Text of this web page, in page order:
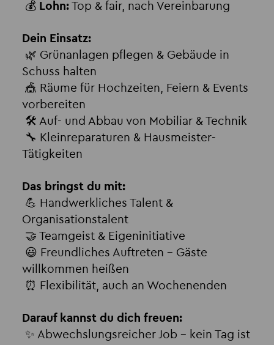
💰 Lohn:Top & fair, nach Vereinbarung
Dein Einsatz:
🌿 Grünanlagen pflegen & Gebäude in
Schuss halten
🎪 Räume für Hochzeiten, Feiern & Events
vorbereiten
🛠️ Auf- und Abbau von Mobiliar & Technik
🔧 Kleinreparaturen & Hausmeister-
Tätigkeiten
Das bringst du mit:
💪 Handwerkliches Talent &
Organisationstalent
🤝 Teamgeist & Eigeninitiative
😃 Freundliches Auftreten – Gäste
willkommen heißen
⏰ Flexibilität, auch an Wochenenden
Darauf kannst du dich freuen:
✨ Abwechslungsreicher Job – kein Tag ist